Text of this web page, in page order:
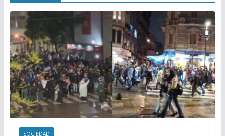
SOCIEDAD